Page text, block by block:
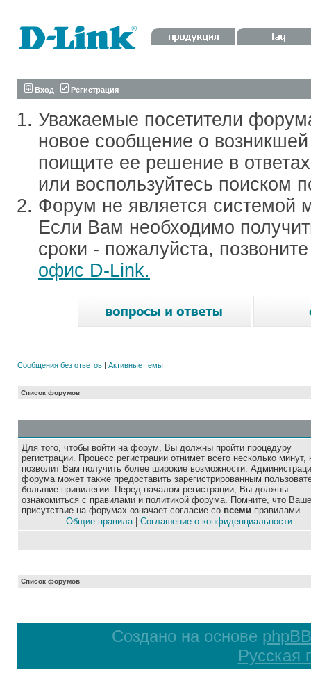
Вход Регистрация
Уважаемые посетители
новое сообщение о
поищите ее решение в
или воспользуйтесь поиском
Форум не является системой
Если Вам необходимо
сроки - пожалуйста,
офис D-Link.
Сообщения без ответов | Активные темы
Список форумов
Для того, чтобы войти на форум, Вы должны пройти процедуру
регистрации. Процесс регистрации отнимет всего несколько минут,
позволит Вам получить более широкие возможности.
форума может также предоставить зарегистрированным
большие привилегии. Перед началом регистрации, Вы должны
ознакомиться с правилами и политикой форума. Помните, что Ваше
присутствие на форумах означает согласие со всеми правилами.
Общие правила| Соглашение о конфиденциальности
Список форумов
Создано на основе phpBB
Русская